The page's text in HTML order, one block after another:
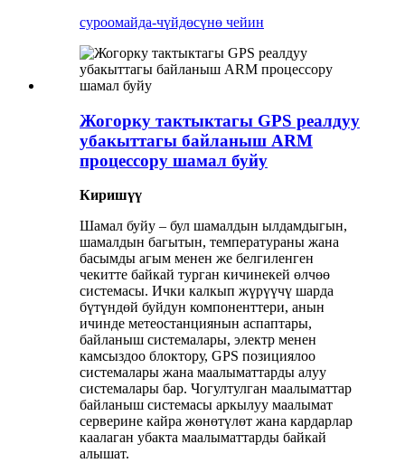
суроомайда-чүйдөсүнө чейин
Жогорку тактыктагы GPS реалдуу
убакыттагы байланыш ARM
процессору шамал буйу
Киришүү
Шамал буйу – бул шамалдын ылдамдыгын,
шамалдын багытын, температураны жана
басымды агым менен же белгиленген
чекитте байкай турган кичинекей өлчөө
системасы. Ички калкып жүрүүчү шарда
бүтүндөй буйдун компоненттери, анын
ичинде метеостанциянын аспаптары,
байланыш системалары, электр менен
камсыздоо блоктору, GPS позициялоо
системалары жана маалыматтарды алуу
системалары бар. Чогултулган маалыматтар
байланыш системасы аркылуу маалымат
серверине кайра жөнөтүлөт жана кардарлар
каалаган убакта маалыматтарды байкай
алышат.